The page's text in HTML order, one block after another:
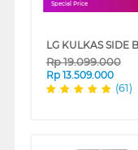
Special Price
Rp19.099.000
Rp 13.509.000
(61)